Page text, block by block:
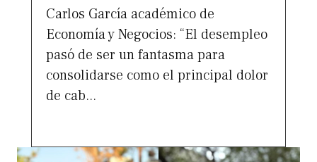
Carlos García académico de
Economía y Negocios: “El desempleo
pasó de ser un fantasma para
consolidarse como el principal dolor
de cab...